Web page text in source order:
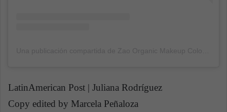
LatinAmerican Post | Juliana Rodríguez
Copy edited by Marcela Peñaloza